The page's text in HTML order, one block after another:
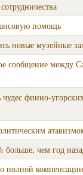
помощь
новые музейные
сообщение между
финно-
больше, чем год
полной